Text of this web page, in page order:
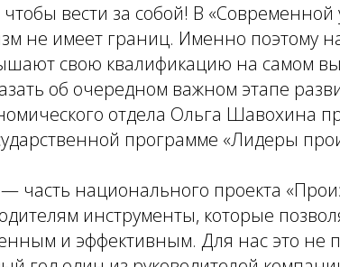
вести за собой! В «Современной
не имеет границ. Именно поэтому
свою квалификацию на самом
об очередном важном этапе
отдела Ольга Шавохина
программе «Лидеры
часть национального проекта
инструменты, которые
и эффективным. Для нас это не